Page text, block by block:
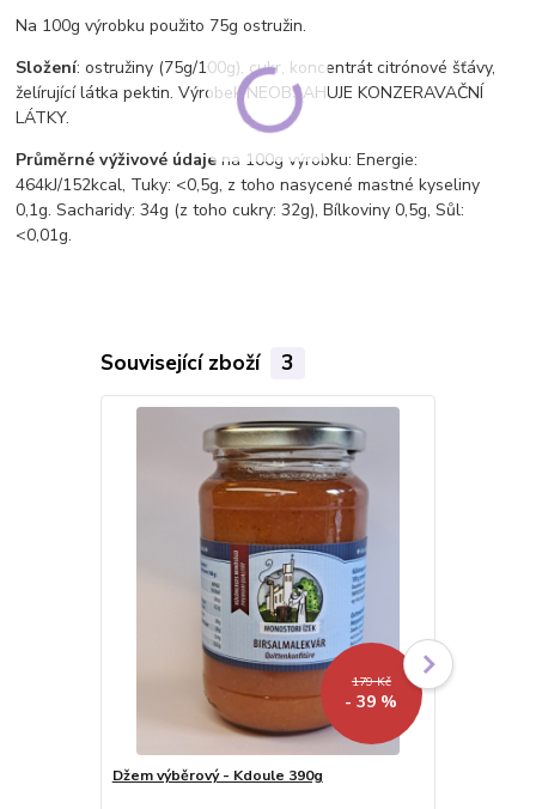
Na 100g výrobku použito 75g ostružin.
Složení: ostružiny (75g/100g), cukr, koncentrát citrónové šťávy,
želírující látka pektin. Výrobek NEOBSAHUJE KONZERAVAČNÍ
LÁTKY.
Průměrné výživové údaje na 100g výrobku: Energie:
464kJ/152kcal, Tuky: <0,5g, z toho nasycené mastné kyseliny
0,1g. Sacharidy: 34g (z toho cukry: 32g), Bílkoviny 0,5g, Sůl:
<0,01g.
Související zboží 3
179 Kč
- 39 %
Džem výběrový - Kdoule 390g